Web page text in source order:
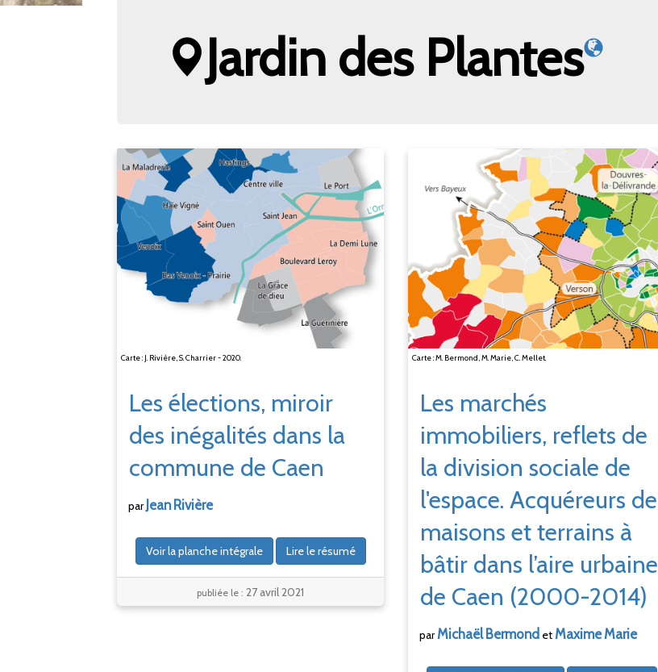
Jardin des Plantes
Carte : J. Rivière, S. Charrier - 2020.
Les élections, miroir
des inégalités dans la
commune de Caen
parJean Rivière
Voir la planche intégrale Lire le résumé
publiée le :27 avril 2021
Carte : M. Bermond, M. Marie, C. Mellet.
Les marchés
immobiliers, reflets de
la division sociale de
l'espace. Acquéreurs de
maisons et terrains à
bâtir dans l’aire urbaine
de Caen (2000-2014)
parMichaël Bermond etMaximeMarie